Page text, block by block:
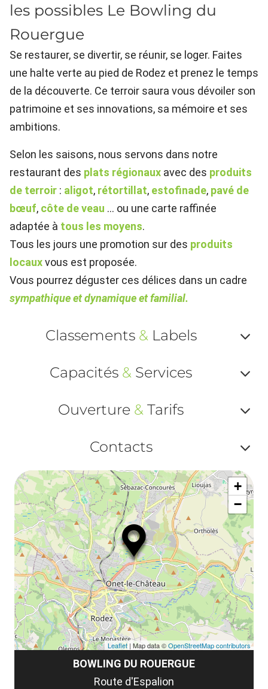
les possibles Le Bowling du
Rouergue
Se restaurer, se divertir, se réunir, se loger. Faites
une halte verte au pied de Rodez et prenez le temps
de la découverte. Ce terroir saura vous dévoiler son
patrimoine et ses innovations, sa mémoire et ses
ambitions.
Selon les saisons, nous servons dans notre
restaurant des plats régionaux avec des produits
de terroir : aligot, rétortillat, estofinade, pavé de
bœuf, côte de veau … ou une carte raffinée
adaptée à tous les moyens.
Tous les jours une promotion sur des produits
locauxvous est proposée.
Vous pourrez déguster ces délices dans un cadre
sympathique et dynamique et familial.
Classements & Labels
ou
Capacités & Services
ou
Ouverture & Tarifs
ou
et
Contacts
ou
BOWLING DU ROUERGUE
Route d'Espalion
+
−
Leaflet | Map data ©OpenStreetMap contributors